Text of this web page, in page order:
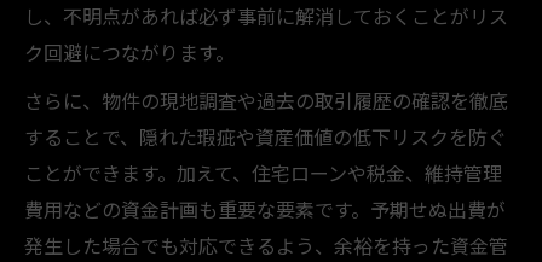
し、不明点があれば必ず事前に解消しておくことがリス
ク回避につながります。
さらに、物件の現地調査や過去の取引履歴の確認を徹底
することで、隠れた瑕疵や資産価値の低下リスクを防ぐ
ことができます。加えて、住宅ローンや税金、維持管理
費用などの資金計画も重要な要素です。予期せぬ出費が
発生した場合でも対応できるよう、余裕を持った資金管